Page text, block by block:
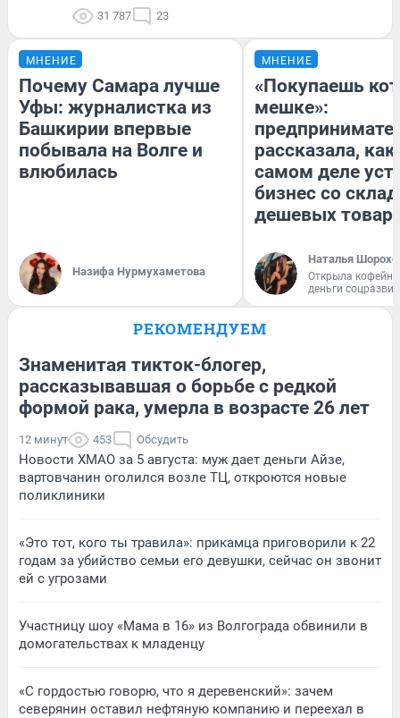
31 787 23
МНЕНИЕ
Почему Самара лучше
Уфы: журналистка из
Башкирии впервые
побывала на Волге и
влюбилась
Назифа Нурмухаметова
МНЕНИЕ
«Покупаешь
мешке»:
рассказала, как
самом деле
бизнес со
дешевых
Наталья
Открыла
деньги
РЕКОМЕНДУЕМ
Знаменитая тикток-блогер,
рассказывавшая о борьбе с редкой
формой рака, умерла в возрасте 26 лет
12 минут 453 Обсудить
Новости ХМАО за 5 августа: муж дает деньги Айзе,
вартовчанин оголился возле ТЦ, откроются новые
поликлиники
«Это тот, кого ты травила»: прикамца приговорили к 22
годам за убийство семьи его девушки, сейчас он звонит
ей с угрозами
Участницу шоу «Мама в 16» из Волгограда обвинили в
домогательствах к младенцу
«С гордостью говорю, что я деревенский»: зачем
северянин оставил нефтяную компанию и переехал в